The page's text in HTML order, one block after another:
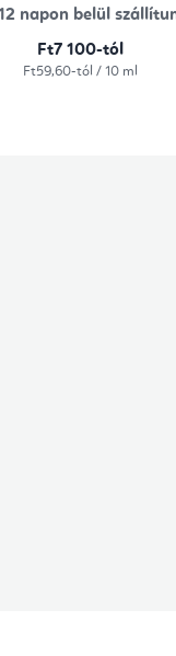
napon belül
Ft7 100-tól
Egységár:
Ft59,60-tól / 10 ml